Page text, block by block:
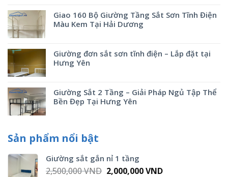
Giao 160 Bộ Giường Tầng Sắt Sơn Tĩnh Điện
Màu Kem Tại Hải Dương
Giường đơn sắt sơn tĩnh điện – Lắp đặt tại
Hưng Yên
Giường Sắt 2 Tầng – Giải Pháp Ngủ Tập Thể
Bền Đẹp Tại Hưng Yên
Sản phẩm nổi bật
Giường sắt gắn nỉ 1 tầng
2,500,000VND Original
2,000,000VNDCurrent